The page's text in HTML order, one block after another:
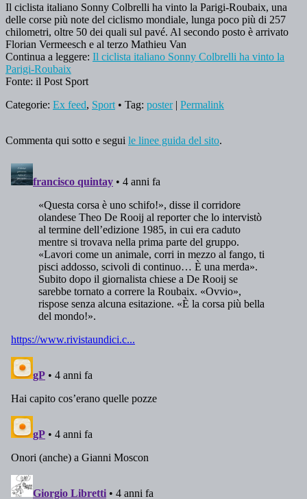
Il ciclista italiano Sonny Colbrelli ha vinto la Parigi-Roubaix, una
delle corse più note del ciclismo mondiale, lunga poco più di 257
chilometri, oltre 50 dei quali sul pavé. Al secondo posto è arrivato
Florian Vermeesch e al terzo Mathieu Van
Continua a leggere: Il ciclista italiano Sonny Colbrelli ha vinto la
Parigi-Roubaix
Fonte: il Post Sport
Categorie: Ex feed, Sport • Tag: poster| Permalink
Commenta qui sotto e segui le linee guida del sito.